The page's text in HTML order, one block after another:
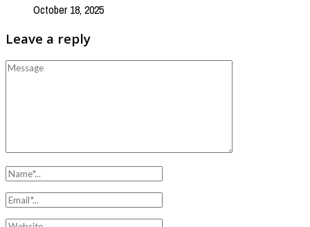
October 18, 2025
Leave a reply